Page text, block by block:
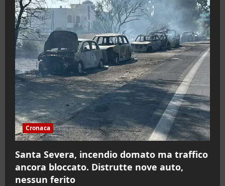
Cronaca
Santa Severa, incendio domato ma traffico
ancora bloccato. Distrutte nove auto,
nessun ferito